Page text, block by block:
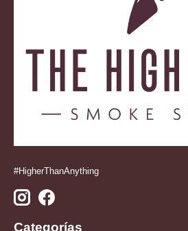
#HigherThanAnything
Categorías